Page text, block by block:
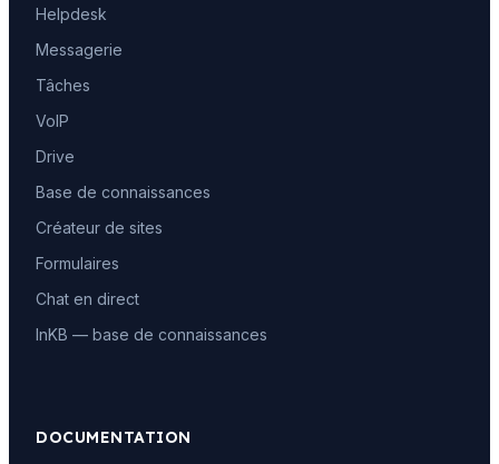
Helpdesk
Messagerie
Tâches
VoIP
Drive
Base de connaissances
Créateur de sites
Formulaires
Chat en direct
InKB — base de connaissances
DOCUMENTATION